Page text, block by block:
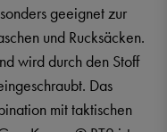
geeignet zur
und Rucksäcken.
wird durch den Stoff
Das
mit taktischen